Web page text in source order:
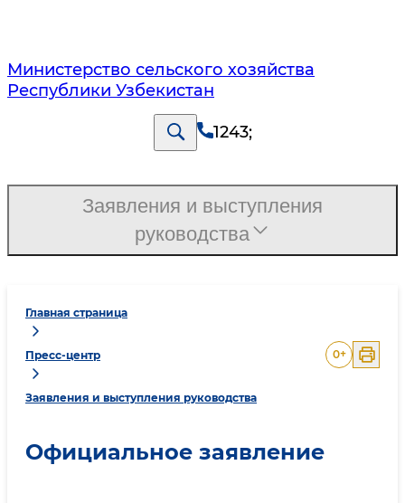
Министерство сельского хозяйства
Республики Узбекистан
1243;
Главная страница
Пресс-центр
Заявления и выступления руководства
0+
Официальное заявление
Заявления и выступления
руководства